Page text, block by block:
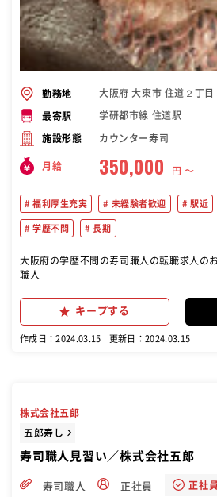
勤務地 大阪府 大東市 住道２丁
最寄駅 学研都市線 住道駅
施設形態 カウンター寿司
月給 350,000 円 〜
福利厚生充実 未経験者歓迎 駅近
学歴不問 長期
大阪府の学歴不問の寿司職人の転職求人のおす
職人
キープする
作成日：2024.03.15 更新日：2024.03.15
株式会社五郎
五郎寿し
寿司職人見習い／株式会社五郎
寿司職人 正社員 正社